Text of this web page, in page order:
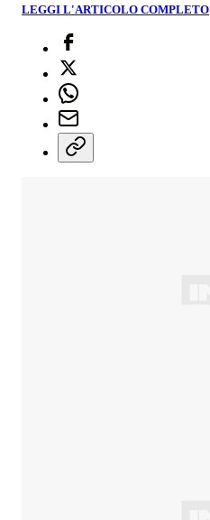
LEGGI L'ARTICOLO COMPLETO